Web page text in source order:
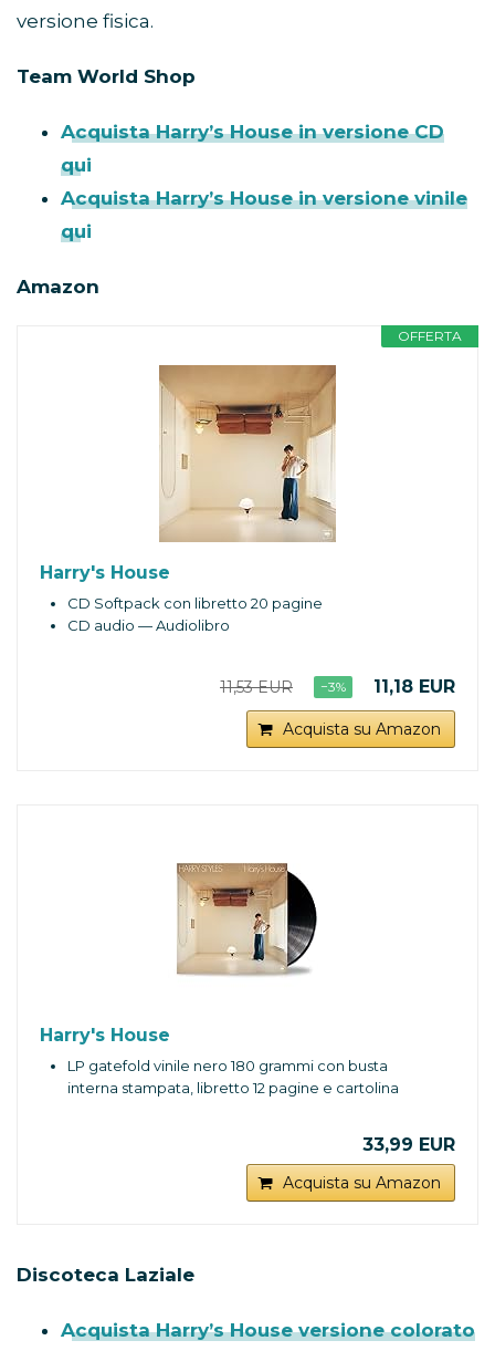
versione fisica.
Team World Shop
Acquista Harry’s House in versione CD
qui
Acquista Harry’s House in versione vinile
qui
Amazon
OFFERTA
Harry's House
CD Softpack con libretto 20 pagine
CD audio — Audiolibro
11,53 EUR −3% 11,18 EUR
Acquista su Amazon
Harry's House
LP gatefold vinile nero 180 grammi con busta
interna stampata, libretto 12 pagine e cartolina
33,99 EUR
Acquista su Amazon
Discoteca Laziale
Acquista Harry’s House versione colorato